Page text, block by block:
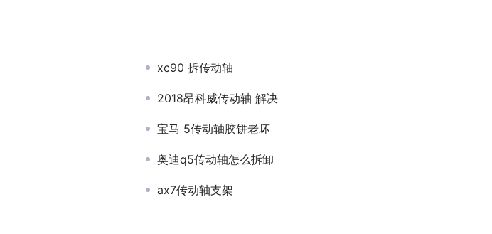
xc90 拆传动轴
2018昂科威传动轴 解决
宝马 5传动轴胶饼老坏
奥迪q5传动轴怎么拆卸
ax7传动轴支架